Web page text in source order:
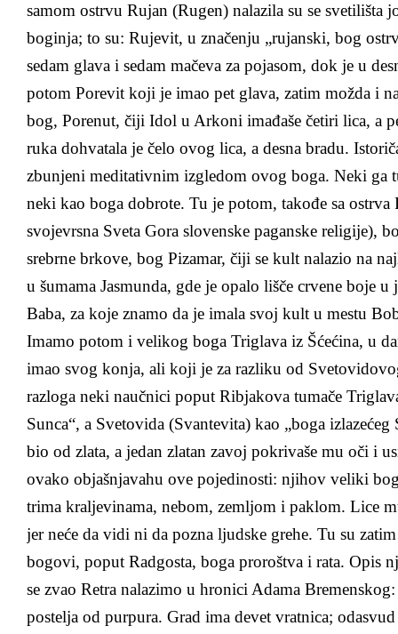
samom ostrvu Rujan (Rugen) nalazila su se svetilišta
boginja; to su: Rujevit, u značenju „rujanski, bog
sedam glava i sedam mačeva za pojasom, dok je u
potom Porevit koji je imao pet glava, zatim možda i
bog, Porenut, čiji Idol u Arkoni imađaše četiri lica, a
ruka dohvatala je čelo ovog lica, a desna bradu.
zbunjeni meditativnim izgledom ovog boga. Neki ga
neki kao boga dobrote. Tu je potom, takođe sa
svojevrsna Sveta Gora slovenske paganske religije),
srebrne brkove, bog Pizamar, čiji se kult nalazio na
u šumama Jasmunda, gde je opalo lišče crvene boje u
Baba, za koje znamo da je imala svoj kult u mestu
Imamo potom i velikog boga Triglava iz Šćećina, u
imao svog konja, ali koji je za razliku od
razloga neki naučnici poput Ribjakova tumače
Sunca“, a Svetovida (Svantevita) kao „boga
bio od zlata, a jedan zlatan zavoj pokrivaše mu oči i
ovako objašnjavahu ove pojedinosti: njihov veliki
trima kraljevinama, nebom, zemljom i paklom. Lice
jer neće da vidi ni da pozna ljudske grehe. Tu su
bogovi, poput Radgosta, boga proroštva i rata. Opis
se zvao Retra nalazimo u hronici Adama
postelja od purpura. Grad ima devet vratnica;